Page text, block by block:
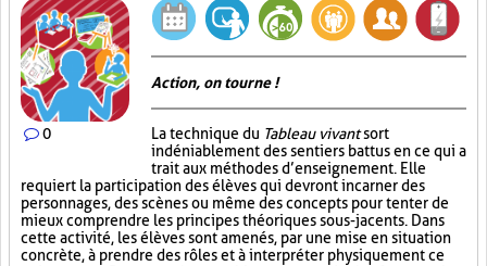
0
Action, on tourne !
La technique du Tableau vivantsort
indéniablement des sentiers battus en ce qui a
trait aux méthodes d’enseignement. Elle
requiert la participation des élèves qui devront incarner des
personnages, des scènes ou même des concepts pour tenter de
mieux comprendre les principes théoriques sous-jacents. Dans
cette activité, les élèves sont amenés, par une mise en situation
concrète, à prendre des rôles et à interpréter physiquement ce